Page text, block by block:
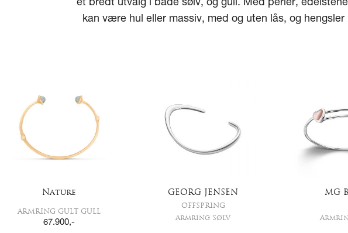
et bredt utvalg i både sølv, og gull. Med perler,
kan være hul eller massiv, med og uten lås, og
Nature
ARMRING GULT GULL
67.900,-
GEORG JENSEN
OFFSPRING
Armring Sølv
MG